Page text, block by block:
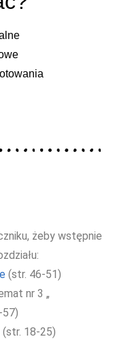
żeby wstępnie
(str. 46-51)
nr 3 „
57)
(str. 18-25)